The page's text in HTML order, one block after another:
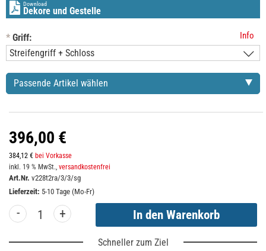
Download
Dekore und Gestelle
* Griff: Info
Passende Artikel wählen
396,00 €
384,12 € bei Vorkasse
inkl. 19 % MwSt., versandkostenfrei
Art.Nr. v228t2ra/3/3/sg
Lieferzeit: 5-10 Tage (Mo-Fr)
- +
Schneller zum Ziel